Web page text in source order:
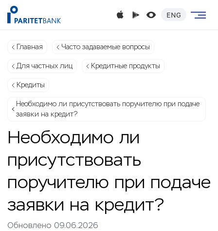
ENG
Главная Часто задаваемые вопросы
Для частных лиц Кредитные продукты
Кредиты
Необходимо ли присутствовать поручителю при подаче
заявки на кредит?
Необходимо ли
присутствовать
поручителю при подаче
заявки на кредит?
Обновлено 09.06.2026